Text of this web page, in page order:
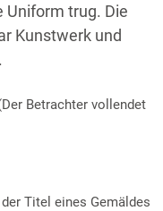
Uniform trug. Die
Kunstwerk und
Betrachter vollendet
Titel eines Gemäldes